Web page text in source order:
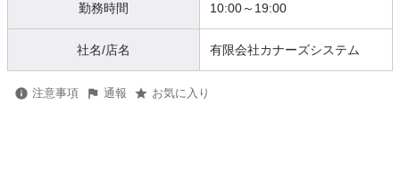
勤務時間 10:00～19:00
社名/店名 有限会社カナーズシステム
注意事項 通報 お気に入り